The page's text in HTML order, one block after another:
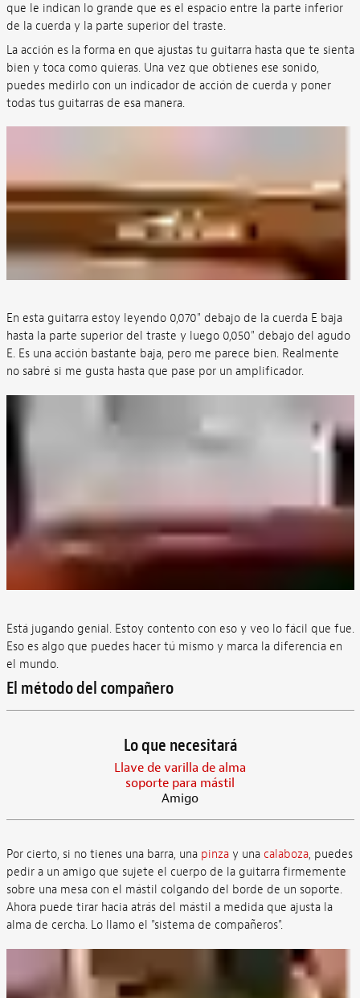
que le indican lo grande que es el espacio entre la parte inferior
de la cuerda y la parte superior del traste.
La acción es la forma en que ajustas tu guitarra hasta que te sienta
bien y toca como quieras. Una vez que obtienes ese sonido,
puedes medirlo con un indicador de acción de cuerda y poner
todas tus guitarras de esa manera.
En esta guitarra estoy leyendo 0,070" debajo de la cuerda E baja
hasta la parte superior del traste y luego 0,050" debajo del agudo
E. Es una acción bastante baja, pero me parece bien. Realmente
no sabré si me gusta hasta que pase por un amplificador.
Está jugando genial. Estoy contento con eso y veo lo fácil que fue.
Eso es algo que puedes hacer tú mismo y marca la diferencia en
el mundo.
El método del compañero
Lo que necesitará
Llave de varilla de alma
soporte para mástil
Amigo
Por cierto, si no tienes una barra, una pinzay una calaboza, puedes
pedir a un amigo que sujete el cuerpo de la guitarra firmemente
sobre una mesa con el mástil colgando del borde de un soporte.
Ahora puede tirar hacia atrás del mástil a medida que ajusta la
alma de cercha. Lo llamo el "sistema de compañeros".